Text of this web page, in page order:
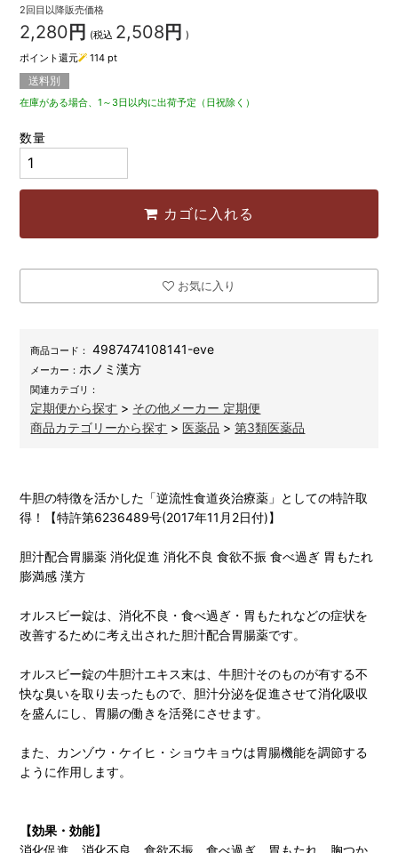
2回目以降販売価格
2,280 円 (税込 2,508 円 )
ポイント還元
114pt
送料別
在庫がある場合、1～3日以内に出荷予定（日祝除く）
数量
カゴに入れる
お気に入り
商品コード： 4987474108141-eve
メーカー： ホノミ漢方
関連カテゴリ：
定期便から探す > その他メーカー 定期便
商品カテゴリーから探す > 医薬品 >第3類医薬品
牛胆の特徴を活かした「逆流性食道炎治療薬」としての特許取
得！【特許第6236489号(2017年11月2日付)】
胆汁配合胃腸薬 消化促進 消化不良 食欲不振 食べ過ぎ 胃もたれ
膨満感 漢方
オルスビー錠は、消化不良・食べ過ぎ・胃もたれなどの症状を
改善するために考え出された胆汁配合胃腸薬です。
オルスビー錠の牛胆汁エキス末は、牛胆汁そのものが有する不
快な臭いを取り去ったもので、胆汁分泌を促進させて消化吸収
を盛んにし、胃腸の働きを活発にさせます。
また、カンゾウ・ケイヒ・ショウキョウは胃腸機能を調節する
ように作用します。
【効果・効能】
消化促進、消化不良、食欲不振、食べ過ぎ、胃もたれ、胸つか